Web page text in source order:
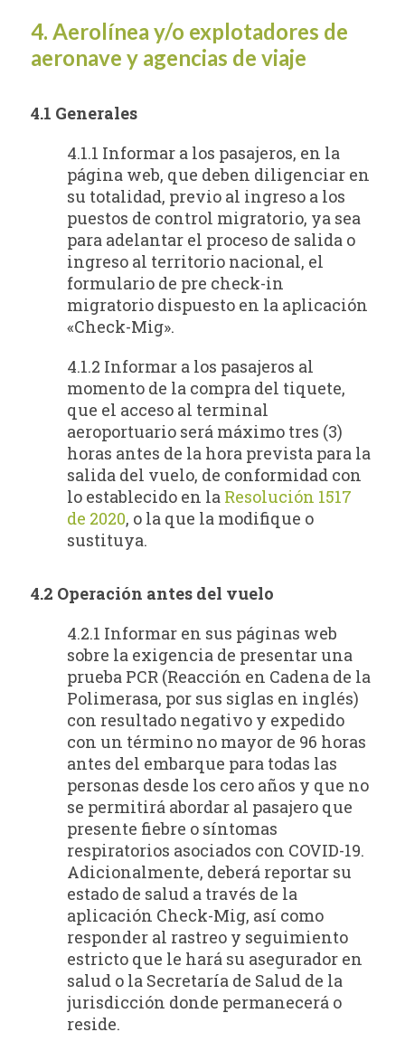
4. Aerolínea y/o explotadores de
aeronave y agencias de viaje
4.1 Generales
4.1.1 Informar a los pasajeros, en la
página web, que deben diligenciar en
su totalidad, previo al ingreso a los
puestos de control migratorio, ya sea
para adelantar el proceso de salida o
ingreso al territorio nacional, el
formulario de pre check-in
migratorio dispuesto en la aplicación
«Check-Mig».
4.1.2 Informar a los pasajeros al
momento de la compra del tiquete,
que el acceso al terminal
aeroportuario será máximo tres (3)
horas antes de la hora prevista para la
salida del vuelo, de conformidad con
lo establecido en la Resolución 1517
de 2020, o la que la modifique o
sustituya.
4.2 Operación antes del vuelo
4.2.1 Informar en sus páginas web
sobre la exigencia de presentar una
prueba PCR (Reacción en Cadena de la
Polimerasa, por sus siglas en inglés)
con resultado negativo y expedido
con un término no mayor de 96 horas
antes del embarque para todas las
personas desde los cero años y que no
se permitirá abordar al pasajero que
presente fiebre o síntomas
respiratorios asociados con COVID-19.
Adicionalmente, deberá reportar su
estado de salud a través de la
aplicación Check-Mig, así como
responder al rastreo y seguimiento
estricto que le hará su asegurador en
salud o la Secretaría de Salud de la
jurisdicción donde permanecerá o
reside.